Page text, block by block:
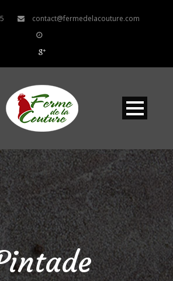
contact@fermedelacouture.com